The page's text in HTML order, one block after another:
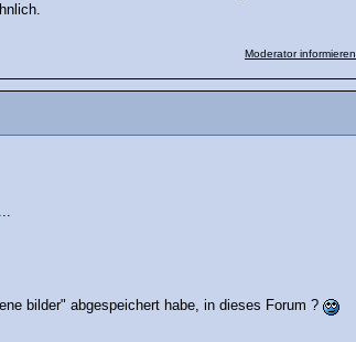
Moderator informieren
bilder" abgespeichert habe, in dieses Forum ?